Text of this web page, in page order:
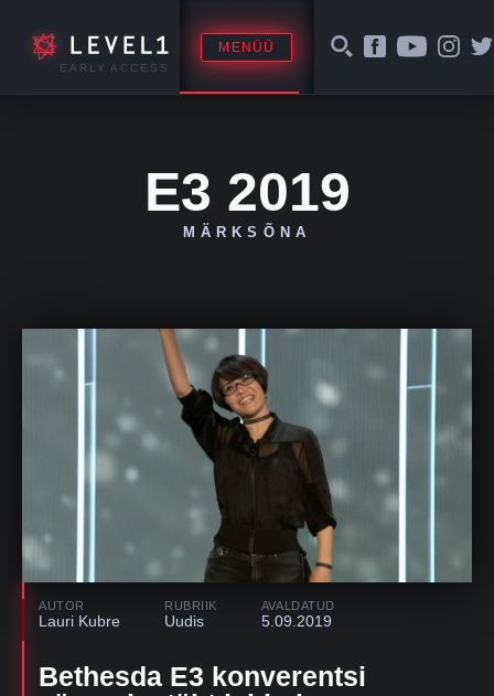
EARLY ACCESS
MENÜÜ
E3 2019
MÄRKSÕNA
AUTOR
Lauri Kubre
RUBRIIK
Uudis
AVALDATUD
5.09.2019
Bethesda E3 konverentsi